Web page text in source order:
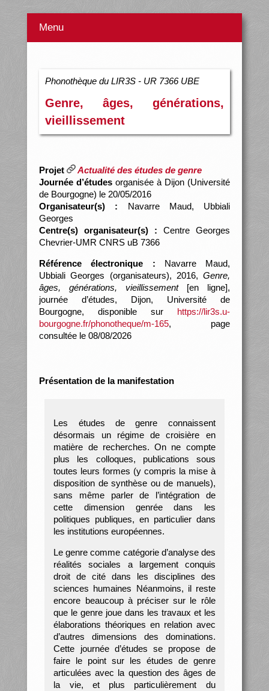
Menu
Phonothèque du LIR3S - UR 7366 UBE
Genre, âges, générations,
vieillissement
Projet
Actualité des études de genre
Journée d’étudesorganisée à Dijon (Université
de Bourgogne) le 20/05/2016
Organisateur(s) : Navarre Maud, Ubbiali
Georges
Centre(s) organisateur(s) : Centre Georges
Chevrier-UMR CNRS uB 7366
Référence électronique : Navarre Maud,
Ubbiali Georges (organisateurs), 2016,Genre,
âges, générations, vieillissement[en ligne],
journée d’études, Dijon, Université de
Bourgogne, disponible sur https://lir3s.u-
bourgogne.fr/phonotheque/m-165, page
consultée le 08/08/2026
Présentation de la manifestation
Les études de genre connaissent
désormais un régime de croisière en
matière de recherches. On ne compte
plus les colloques, publications sous
toutes leurs formes (y compris la mise à
disposition de synthèse ou de manuels),
sans même parler de l’intégration de
cette dimension genrée dans les
politiques publiques, en particulier dans
les institutions européennes.
Le genre comme catégorie d’analyse des
réalités sociales a largement conquis
droit de cité dans les disciplines des
sciences humaines Néanmoins, il reste
encore beaucoup à préciser sur le rôle
que le genre joue dans les travaux et les
élaborations théoriques en relation avec
d’autres dimensions des dominations.
Cette journée d’études se propose de
faire le point sur les études de genre
articulées avec la question des âges de
la vie, et plus particulièrement du